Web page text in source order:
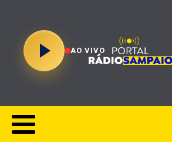
AO VIVO